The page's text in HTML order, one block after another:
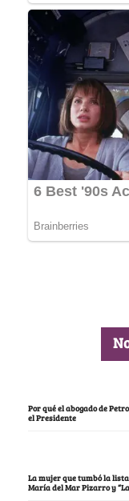
Por qué el abogado de
el Presidente
La mujer que tumbó la
María del Mar Pizarro y